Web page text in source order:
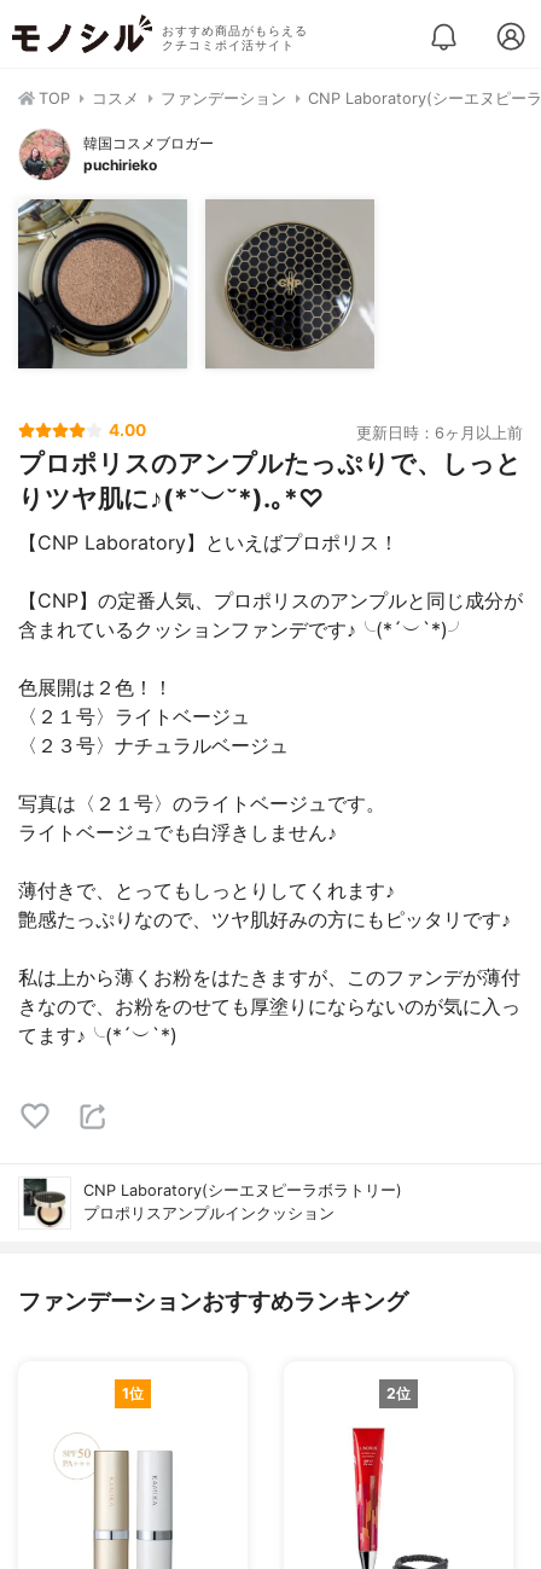
おすすめ商品がもらえる
クチコミポイ活サイト
TOP コスメ ファンデーション CNP Laboratory(シーエヌピー
韓国コスメブロガー
puchirieko
4.00 更新日時：6ヶ月以上前
プロポリスのアンプルたっぷりで、しっと
りツヤ肌に♪(*˘︶˘*).｡*♡
【CNP Laboratory】といえばプロポリス！
【CNP】の定番人気、プロポリスのアンプルと同じ成分が
含まれているクッションファンデです♪╰(*´︶`*)╯
色展開は２色！！
〈２１号〉ライトベージュ
〈２３号〉ナチュラルベージュ
写真は〈２１号〉のライトベージュです。
ライトベージュでも白浮きしません♪
薄付きで、とってもしっとりしてくれます♪
艶感たっぷりなので、ツヤ肌好みの方にもピッタリです♪
私は上から薄くお粉をはたきますが、このファンデが薄付
きなので、お粉をのせても厚塗りにならないのが気に入っ
てます♪╰(*´︶`*)
CNP Laboratory(シーエヌピーラボラトリー)
プロポリスアンプルインクッション
ファンデーションおすすめランキング
1位 2位